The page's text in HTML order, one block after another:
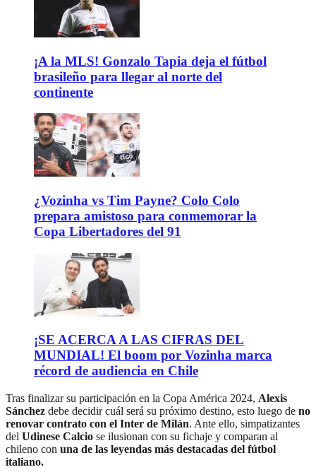
¡A la MLS! Gonzalo Tapia deja el fútbol
brasileño para llegar al norte del
continente
¿Vozinha vs Tim Payne? Colo Colo
prepara amistoso para conmemorar la
Copa Libertadores del 91
¡SE ACERCA A LAS CIFRAS DEL
MUNDIAL! El boom por Vozinha marca
récord de audiencia en Chile
Tras finalizar su participación en la Copa América 2024, Alexis
Sánchez debe decidir cuál será su próximo destino, esto luego de no
renovar contrato con el Inter de Milán. Ante ello, simpatizantes
del Udinese Calcio se ilusionan con su fichaje y comparan al
chileno con una de las leyendas más destacadas del fútbol
italiano.